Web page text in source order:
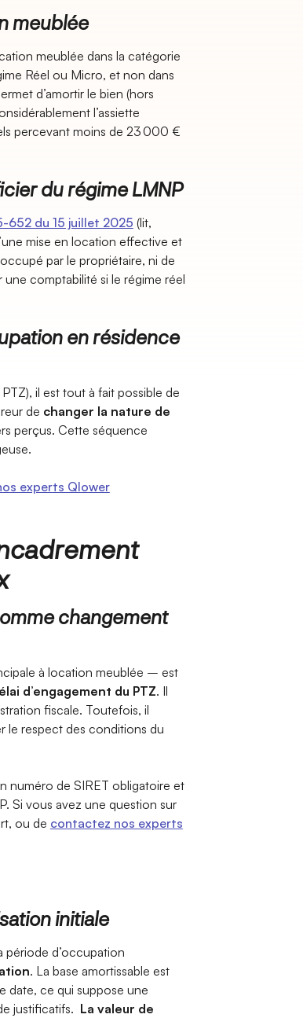
meublée
meublée dans la catégorie
Réel ou Micro, et non dans
d’amortir le bien (hors
l’assiette
percevant moins de 23 000 €
du régime LMNP
652 du 15 juillet 2025 (lit,
mise en location effective et
par le propriétaire, ni de
comptabilité si le régime réel
en résidence
il est tout à fait possible de
de changer la nature de
perçus. Cette séquence
experts Qlower
changement
à location meublée – est
d’engagement du PTZ. Il
fiscale. Toutefois, il
le respect des conditions du
numéro de SIRET obligatoire et
Si vous avez une question sur
ou de contactez nos experts
initiale
période d’occupation
. La base amortissable est
date, ce qui suppose une
justificatifs. La valeur de